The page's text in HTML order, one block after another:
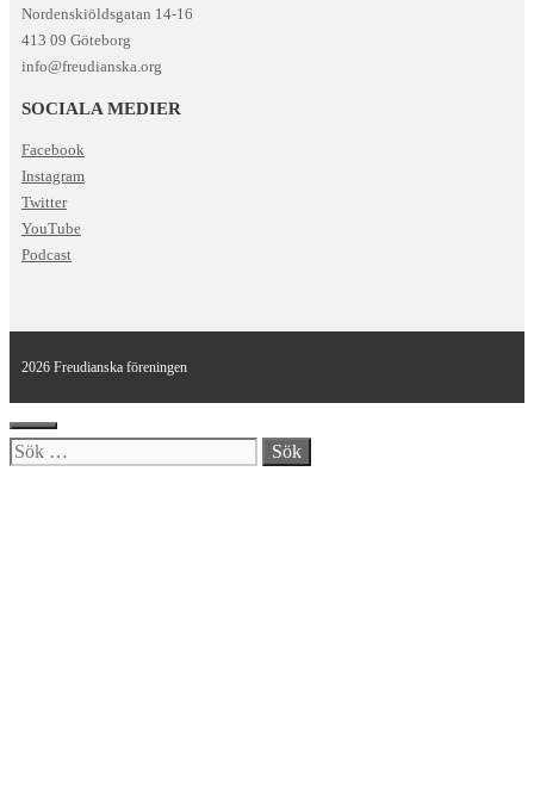
Nordenskiöldsgatan 14-16
413 09 Göteborg
info@freudianska.org
SOCIALA MEDIER
Facebook
Instagram
Twitter
YouTube
Podcast
2026 Freudianska föreningen
Stäng
Sök